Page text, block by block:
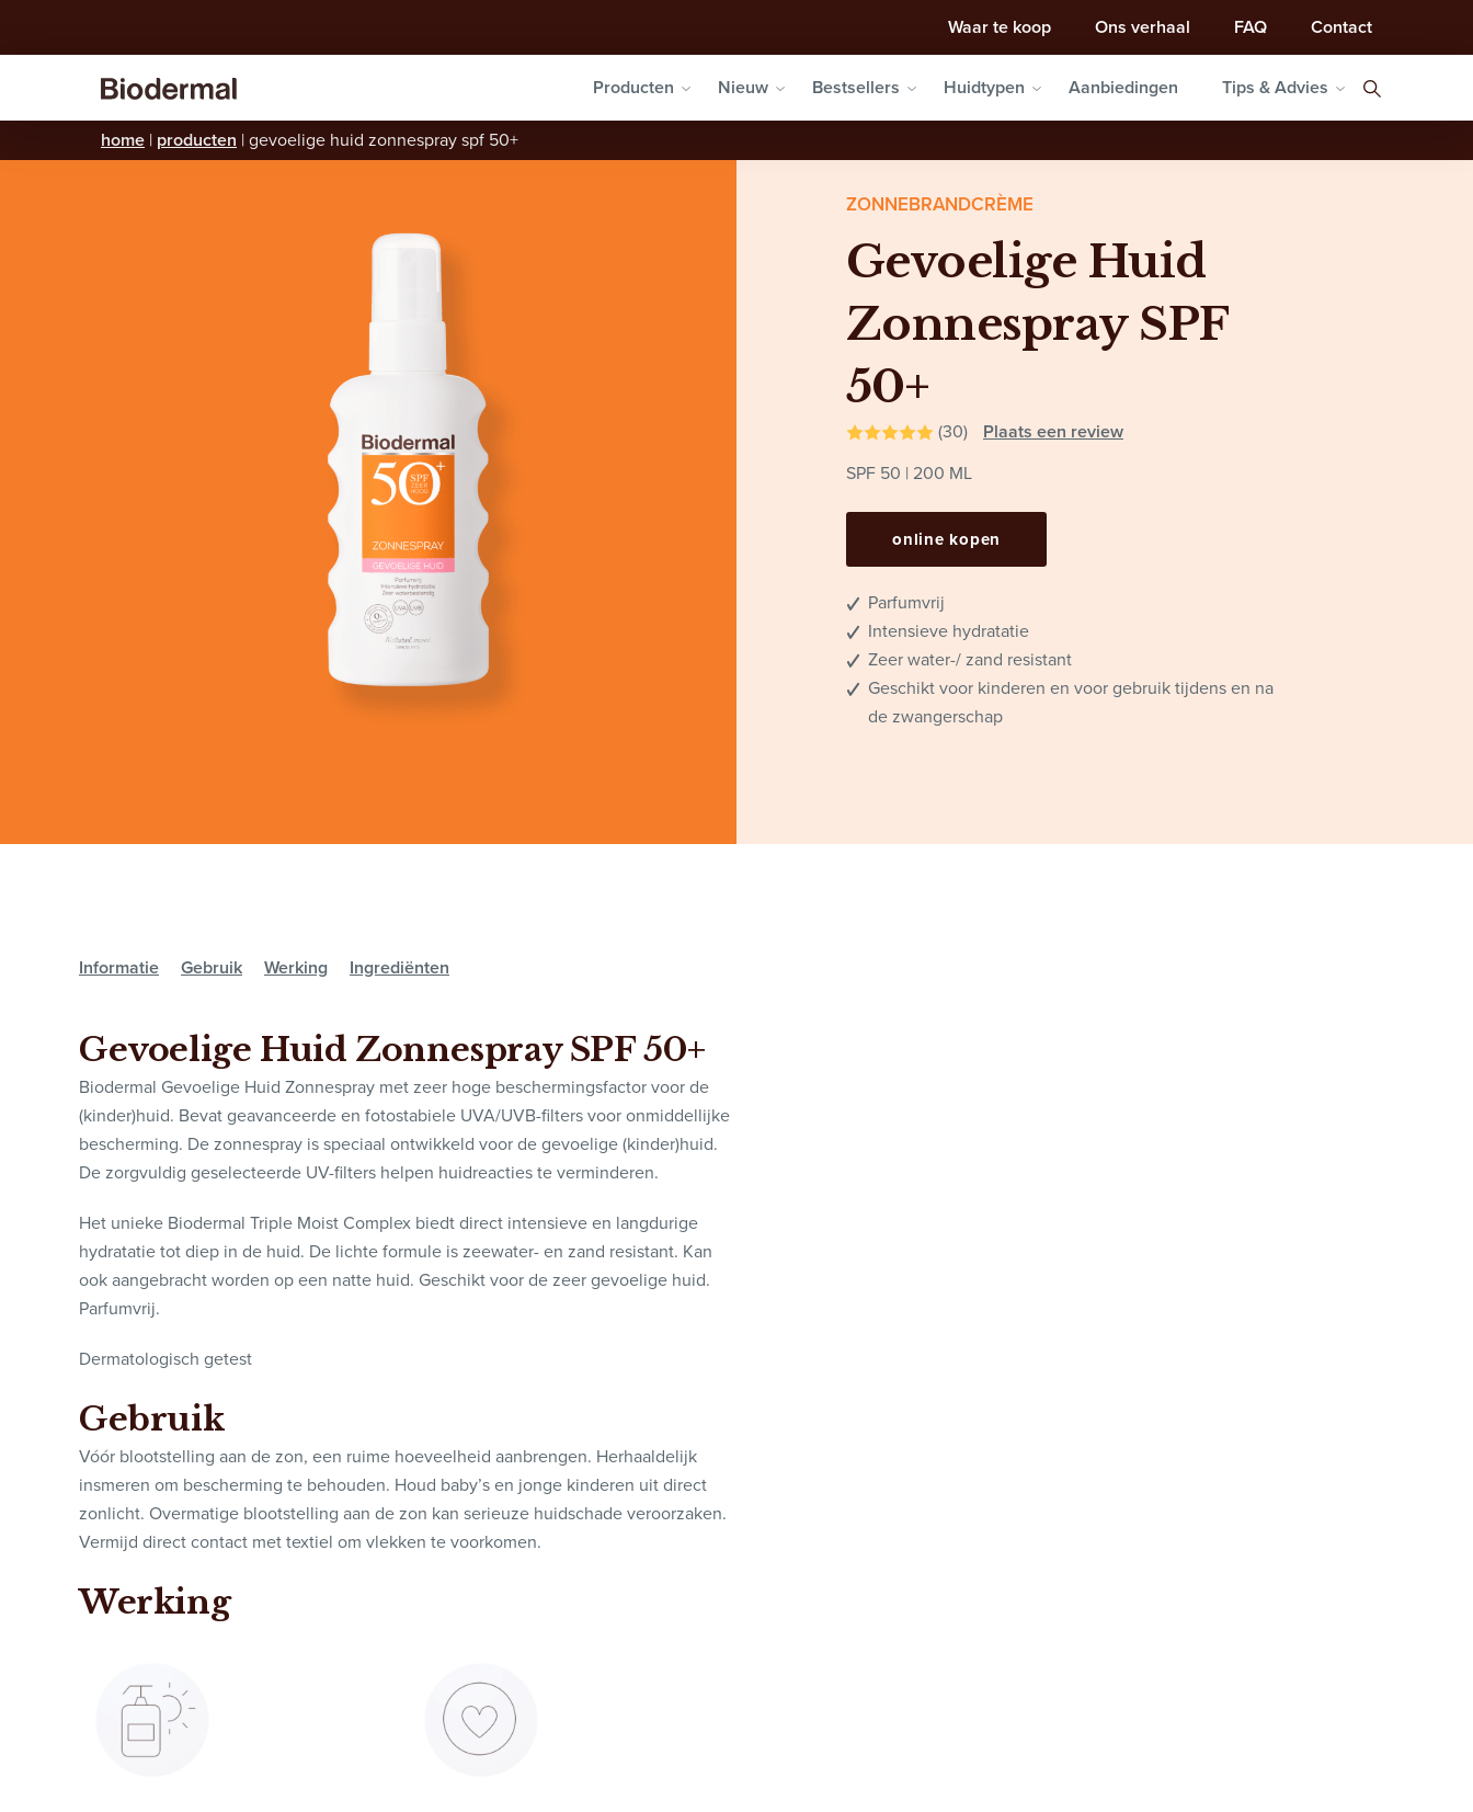
Waar te koop Ons verhaal FAQ Contact
Producten Nieuw Bestsellers Huidtypen Aanbiedingen Tips & Advies
home | producten |gevoelige huid zonnespray spf 50+
ZONNEBRANDCRÈME
Gevoelige Huid
Zonnespray SPF
50+
(30)
Plaats een review
SPF 50 200 ML
online kopen
Parfumvrij
Intensieve hydratatie
Zeer water-/ zand resistant
Geschikt voor kinderen en voor gebruik tijdens en na
de zwangerschap
Informatie Gebruik Werking Ingrediënten
Gevoelige Huid Zonnespray SPF 50+
Biodermal Gevoelige Huid Zonnespray met zeer hoge beschermingsfactor voor de
(kinder)huid. Bevat geavanceerde en fotostabiele UVA/UVB-filters voor onmiddellijke
bescherming. De zonnespray is speciaal ontwikkeld voor de gevoelige (kinder)huid.
De zorgvuldig geselecteerde UV-filters helpen huidreacties te verminderen.
Het unieke Biodermal Triple Moist Complex biedt direct intensieve en langdurige
hydratatie tot diep in de huid. De lichte formule is zeewater- en zand resistant. Kan
ook aangebracht worden op een natte huid. Geschikt voor de zeer gevoelige huid.
Parfumvrij.
Dermatologisch getest
Gebruik
Vóór blootstelling aan de zon, een ruime hoeveelheid aanbrengen. Herhaaldelijk
insmeren om bescherming te behouden. Houd baby’s en jonge kinderen uit direct
zonlicht. Overmatige blootstelling aan de zon kan serieuze huidschade veroorzaken.
Vermijd direct contact met textiel om vlekken te voorkomen.
Werking